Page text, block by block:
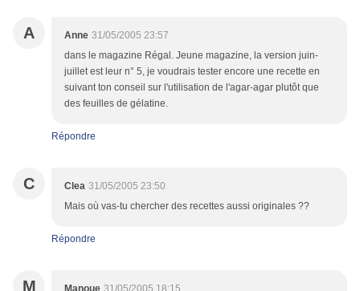
A Anne 31/05/2005 23:57
dans le magazine Régal. Jeune magazine, la version juin-
juillet est leur n° 5, je voudrais tester encore une recette en
suivant ton conseil sur l'utilisation de l'agar-agar plutôt que
des feuilles de gélatine.
Répondre
C Clea 31/05/2005 23:50
Mais où vas-tu chercher des recettes aussi originales ??
Répondre
M Manoue 31/05/2005 18:15